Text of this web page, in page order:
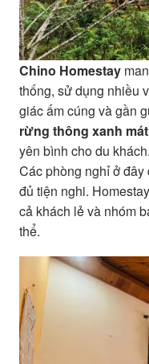
Chino Homestay
thống, sử dụng nhiều
giác ấm cúng và gần
rừng thông xanh mát
yên bình cho du khách.
Các phòng nghỉ ở
đủ tiện nghi.
cả khách lẻ và nhóm
thể.